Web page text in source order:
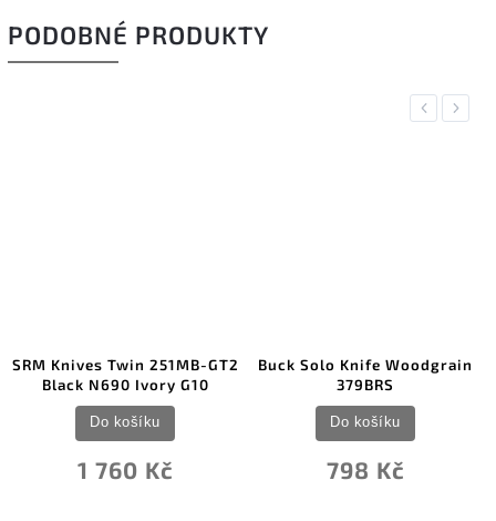
PODOBNÉ PRODUKTY
Previous
SRM Knives Twin 251MB-GT2
Black N690 Ivory G10
1 760 Kč
Do košíku
Buck Solo Knife Woodgrain
379BRS
798 Kč
Do košíku
Next